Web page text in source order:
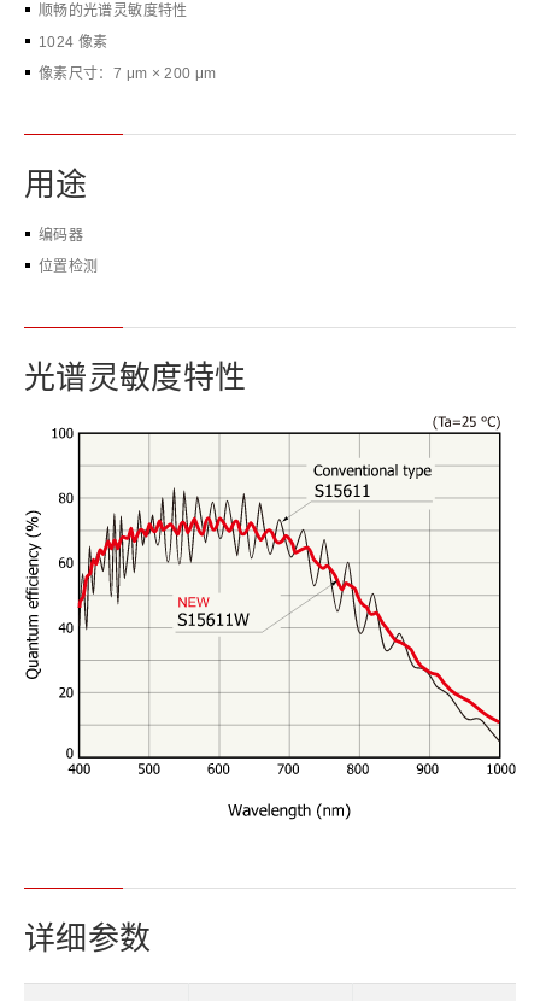
顺畅的光谱灵敏度特性
1024 像素
像素尺寸：7 μm × 200 μm
用途
编码器
位置检测
光谱灵敏度特性
详细参数